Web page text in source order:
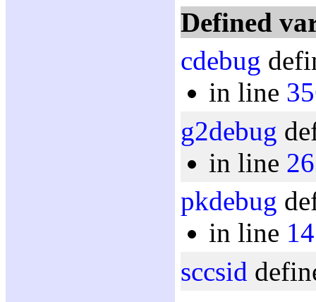
Defined
cdebug
in line
g2debug
in line
pkdebug
in line
sccsid